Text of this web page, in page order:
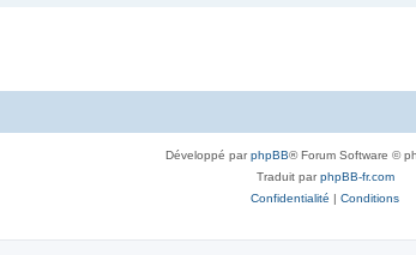
Développé parphpBB® Forum Software ©
Traduit parphpBB-fr.com
Confidentialité | Conditions